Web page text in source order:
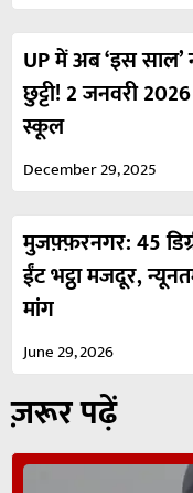
UP में अब ‘इस
छुट्टी! 2 जनवरी
स्कूल
December 29, 2025
मुजफ़्फ़रनगर: 45
ईंट भट्ठा मजदूर,
मांग
June 29, 2026
ज़रूर पढ़ें